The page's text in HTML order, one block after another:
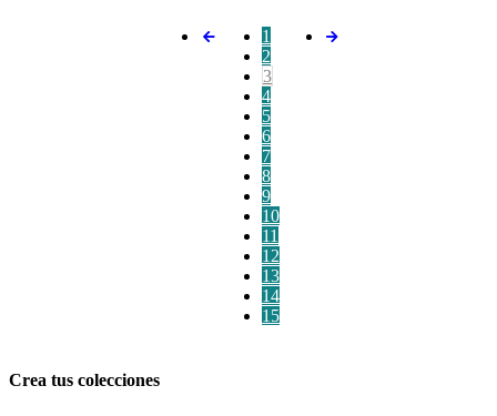
1
2
3
4
5
6
7
8
9
10
11
12
13
14
15
Crea tus colecciones